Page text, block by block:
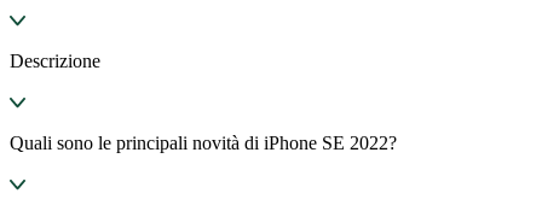
Descrizione
Quali sono le principali novità di iPhone SE 2022?